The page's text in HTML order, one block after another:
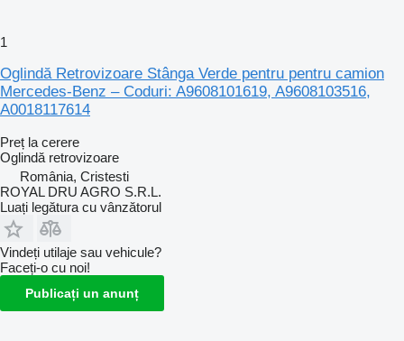
1
Oglindă Retrovizoare Stânga Verde pentru pentru camion
Mercedes-Benz – Coduri: A9608101619, A9608103516,
A0018117614
Preț la cerere
Oglindă retrovizoare
România, Cristesti
ROYAL DRU AGRO S.R.L.
Luați legătura cu vânzătorul
Vindeți utilaje sau vehicule?
Faceți-o cu noi!
Publicați un anunț